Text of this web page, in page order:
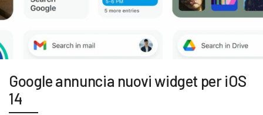
Google annuncia nuovi widget per iOS
14